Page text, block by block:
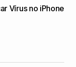
Vírus no iPhone